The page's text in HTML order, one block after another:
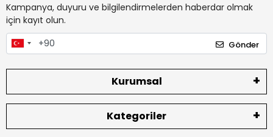
Kampanya, duyuru ve bilgilendirmelerden haberdar olmak
için kayıt olun.
Gönder
Kurumsal
Kategoriler